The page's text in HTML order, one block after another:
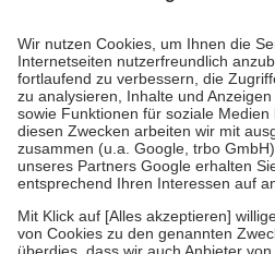
höchstens zehn Euro.
Es sind jedoch
Kosten der Leistung zu entrichten.
Diese Regeln gelten grundsätzlich
Bei Heilmitteln und häuslicher
Zuzahlung zehn Prozent der Kosten
Verordnung.
Um das Engagement der Versicherten
stärken und die besondere Stellung
fallenkeine Zuzahlungenan bei:
• Kindern und Jugendlichen bis zum